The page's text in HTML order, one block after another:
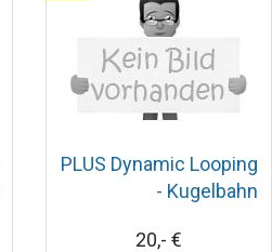
PLUS Dynamic Looping
- Kugelbahn
20,- €